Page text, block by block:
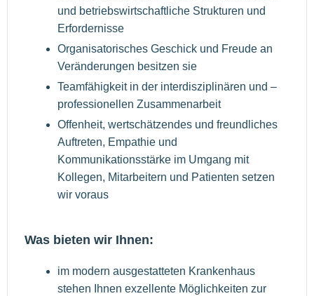
und betriebswirtschaftliche Strukturen und
Erfordernisse
Organisatorisches Geschick und Freude an
Veränderungen besitzen sie
Teamfähigkeit in der interdisziplinären und –
professionellen Zusammenarbeit
Offenheit, wertschätzendes und freundliches
Auftreten, Empathie und
Kommunikationsstärke im Umgang mit
Kollegen, Mitarbeitern und Patienten setzen
wir voraus
Was bieten wir Ihnen:
im modern ausgestatteten Krankenhaus
stehen Ihnen exzellente Möglichkeiten zur